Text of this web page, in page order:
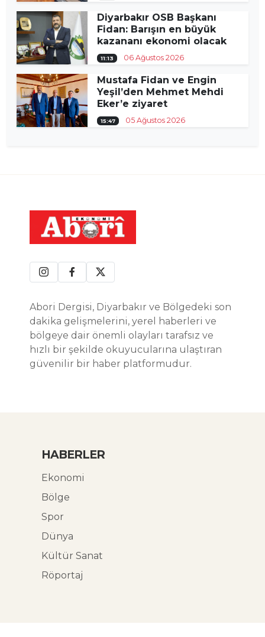
Diyarbakır OSB Başkanı
Fidan: Barışın en büyük
kazananı ekonomi olacak
11:13 06 Ağustos 2026
Mustafa Fidan ve Engin
Yeşil’den Mehmet Mehdi
Eker’e ziyaret
15:47 05 Ağustos 2026
Abori Dergisi, Diyarbakır ve Bölgedeki son
dakika gelişmelerini, yerel haberleri ve
bölgeye dair önemli olayları tarafsız ve
hızlı bir şekilde okuyucularına ulaştıran
güvenilir bir haber platformudur.
HABERLER
Ekonomi
Bölge
Spor
Dünya
Kültür Sanat
Röportaj